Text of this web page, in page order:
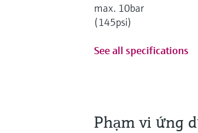
max. 10bar
(145psi)
See all specifications
Phạm vi ứng